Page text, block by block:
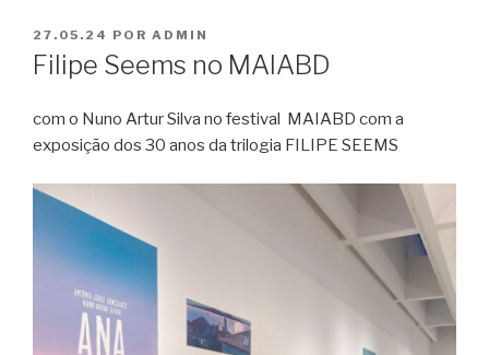
PUBLICADO
EM
27.05.24 POR ADMIN
Filipe Seems no MAIABD
com o Nuno Artur Silva no festival MAIABD com a
exposição dos 30 anos da trilogia FILIPE SEEMS